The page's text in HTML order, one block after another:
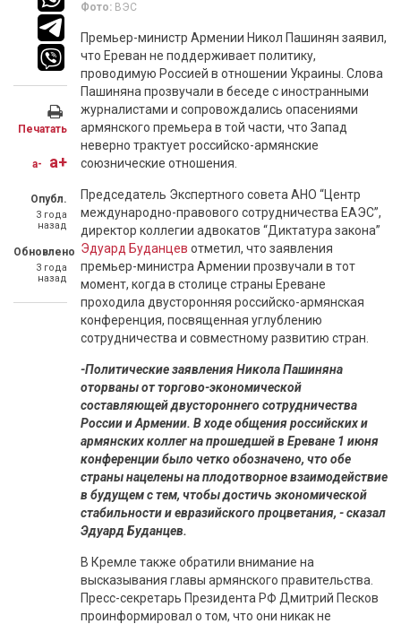
Печатать
a- a+
Опубл.
3 года
назад
Обновлено
3 года
назад
Фото: ВЭС
Премьер-министр Армении Никол Пашинян заявил,
что Ереван не поддерживает политику,
проводимую Россией в отношении Украины. Слова
Пашиняна прозвучали в беседе с иностранными
журналистами и сопровождались опасениями
армянского премьера в той части, что Запад
неверно трактует российско-армянские
союзнические отношения.
Председатель Экспертного совета АНО “Центр
международно-правового сотрудничества ЕАЭС”,
директор коллегии адвокатов “Диктатура закона”
Эдуард Буданцев отметил, что заявления
премьер-министра Армении прозвучали в тот
момент, когда в столице страны Ереване
проходила двусторонняя российско-армянская
конференция, посвященная углублению
сотрудничества и совместному развитию стран.
-Политические заявления Никола Пашиняна
оторваны от торгово-экономической
составляющей двустороннего сотрудничества
России и Армении. В ходе общения российских и
армянских коллег на прошедшей в Ереване 1 июня
конференции было четко обозначено, что обе
страны нацелены на плодотворное взаимодействие
в будущем с тем, чтобы достичь экономической
стабильности и евразийского процветания, - сказал
Эдуард Буданцев.
В Кремле также обратили внимание на
высказывания главы армянского правительства.
Пресс-секретарь Президента РФ Дмитрий Песков
проинформировал о том, что они никак не